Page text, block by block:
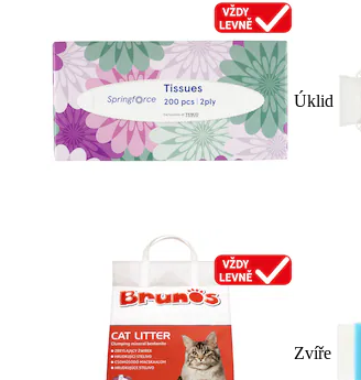
Úklid
Zvíře